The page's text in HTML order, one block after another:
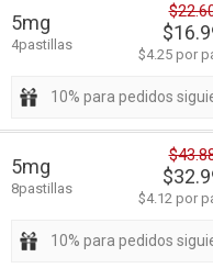
5mg
4pastillas
$4.25 por
10% para pedidos
5mg
8pastillas
$4.12 por
10% para pedidos